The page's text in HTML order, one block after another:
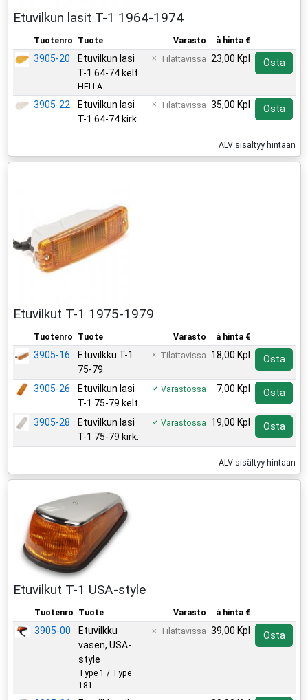
Etuvilkun lasit T-1 1964-1974
Tuotenro Tuote Varasto à hinta €
3905-20
Etuvilkun lasi
T-1 64-74 kelt.
HELLA
Tilattavissa 23,00 Kpl Osta
3905-22
Etuvilkun lasi
T-1 64-74 kirk.
Tilattavissa 35,00 Kpl Osta
ALV sisältyy hintaan
Etuvilkut T-1 1975-1979
Tuotenro Tuote Varasto à hinta €
3905-16
Etuvilkku T-1
75-79
Tilattavissa 18,00 Kpl Osta
3905-26
Etuvilkun lasi
T-1 75-79 kelt.
Varastossa 7,00 Kpl Osta
3905-28
Etuvilkun lasi
T-1 75-79 kirk.
Varastossa 19,00 Kpl Osta
ALV sisältyy hintaan
Etuvilkut T-1 USA-style
Tuotenro Tuote Varasto à hinta €
3905-00
Etuvilkku
vasen, USA-
style
Type 1 / Type
181
Tilattavissa 39,00 Kpl Osta